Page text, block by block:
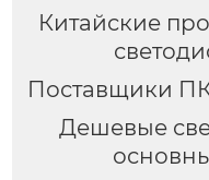
Китайские
Поставщики
Дешевые